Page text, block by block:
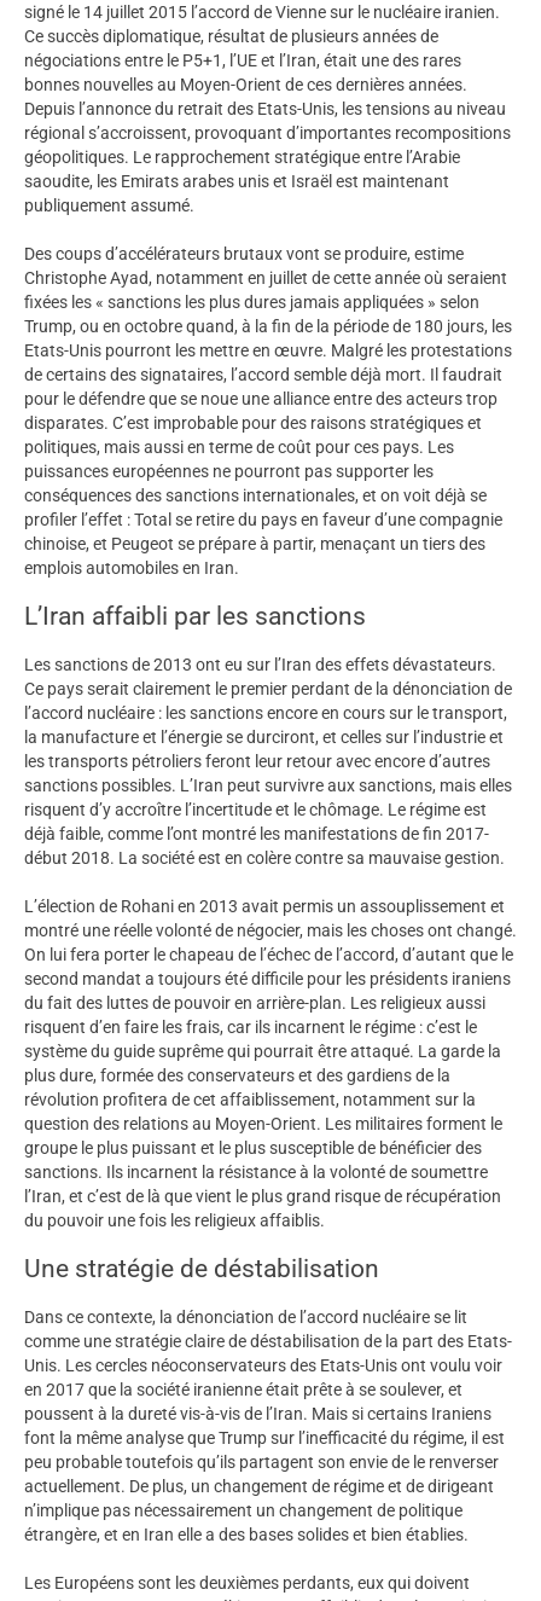
signé le 14 juillet 2015 l’accord de Vienne sur le nucléaire iranien.
Ce succès diplomatique, résultat de plusieurs années de
négociations entre le P5+1, l’UE et l’Iran, était une des rares
bonnes nouvelles au Moyen-Orient de ces dernières années.
Depuis l’annonce du retrait des Etats-Unis, les tensions au niveau
régional s’accroissent, provoquant d’importantes recompositions
géopolitiques. Le rapprochement stratégique entre l’Arabie
saoudite, les Emirats arabes unis et Israël est maintenant
publiquement assumé.
Des coups d’accélérateurs brutaux vont se produire, estime
Christophe Ayad, notamment en juillet de cette année où seraient
fixées les « sanctions les plus dures jamais appliquées » selon
Trump, ou en octobre quand, à la fin de la période de 180 jours, les
Etats-Unis pourront les mettre en œuvre. Malgré les protestations
de certains des signataires, l’accord semble déjà mort. Il faudrait
pour le défendre que se noue une alliance entre des acteurs trop
disparates. C’est improbable pour des raisons stratégiques et
politiques, mais aussi en terme de coût pour ces pays. Les
puissances européennes ne pourront pas supporter les
conséquences des sanctions internationales, et on voit déjà se
profiler l’effet : Total se retire du pays en faveur d’une compagnie
chinoise, et Peugeot se prépare à partir, menaçant un tiers des
emplois automobiles en Iran.
L’Iran affaibli par les sanctions
Les sanctions de 2013 ont eu sur l’Iran des effets dévastateurs.
Ce pays serait clairement le premier perdant de la dénonciation de
l’accord nucléaire : les sanctions encore en cours sur le transport,
la manufacture et l’énergie se durciront, et celles sur l’industrie et
les transports pétroliers feront leur retour avec encore d’autres
sanctions possibles. L’Iran peut survivre aux sanctions, mais elles
risquent d’y accroître l’incertitude et le chômage. Le régime est
déjà faible, comme l’ont montré les manifestations de fin 2017-
début 2018. La société est en colère contre sa mauvaise gestion.
L’élection de Rohani en 2013 avait permis un assouplissement et
montré une réelle volonté de négocier, mais les choses ont changé.
On lui fera porter le chapeau de l’échec de l’accord, d’autant que le
second mandat a toujours été difficile pour les présidents iraniens
du fait des luttes de pouvoir en arrière-plan. Les religieux aussi
risquent d’en faire les frais, car ils incarnent le régime : c’est le
système du guide suprême qui pourrait être attaqué. La garde la
plus dure, formée des conservateurs et des gardiens de la
révolution profitera de cet affaiblissement, notamment sur la
question des relations au Moyen-Orient. Les militaires forment le
groupe le plus puissant et le plus susceptible de bénéficier des
sanctions. Ils incarnent la résistance à la volonté de soumettre
l’Iran, et c’est de là que vient le plus grand risque de récupération
du pouvoir une fois les religieux affaiblis.
Une stratégie de déstabilisation
Dans ce contexte, la dénonciation de l’accord nucléaire se lit
comme une stratégie claire de déstabilisation de la part des Etats-
Unis. Les cercles néoconservateurs des Etats-Unis ont voulu voir
en 2017 que la société iranienne était prête à se soulever, et
poussent à la dureté vis-à-vis de l’Iran. Mais si certains Iraniens
font la même analyse que Trump sur l’inefficacité du régime, il est
peu probable toutefois qu’ils partagent son envie de le renverser
actuellement. De plus, un changement de régime et de dirigeant
n’implique pas nécessairement un changement de politique
étrangère, et en Iran elle a des bases solides et bien établies.
Les Européens sont les deuxièmes perdants, eux qui doivent